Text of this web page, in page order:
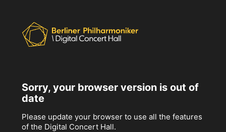
Sorry, your browser version is out of
date
Please update your browser to use all the features
of the Digital Concert Hall.